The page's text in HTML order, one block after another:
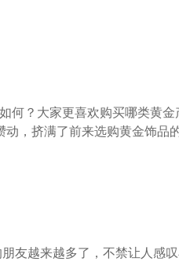
何？大家更喜欢购买哪类黄金
，挤满了前来选购黄金饰品
友越来越多了，不禁让人感